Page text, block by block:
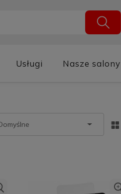
Usługi Nasze salony